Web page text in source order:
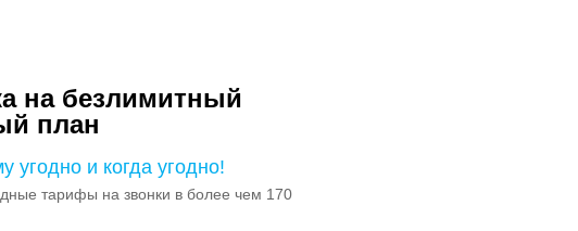
на безлимитный
план
угодно и когда угодно!
тарифы на звонки в более чем 170